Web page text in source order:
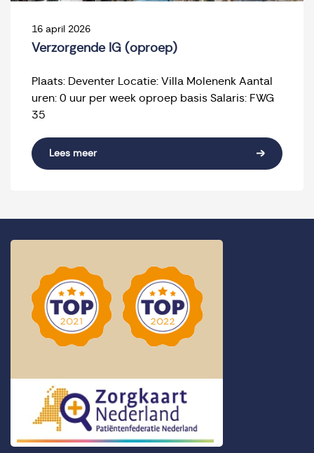
16 april 2026
Verzorgende IG (oproep)
Plaats: Deventer Locatie: Villa Molenenk Aantal
uren: 0 uur per week oproep basis Salaris: FWG
35
Lees meer